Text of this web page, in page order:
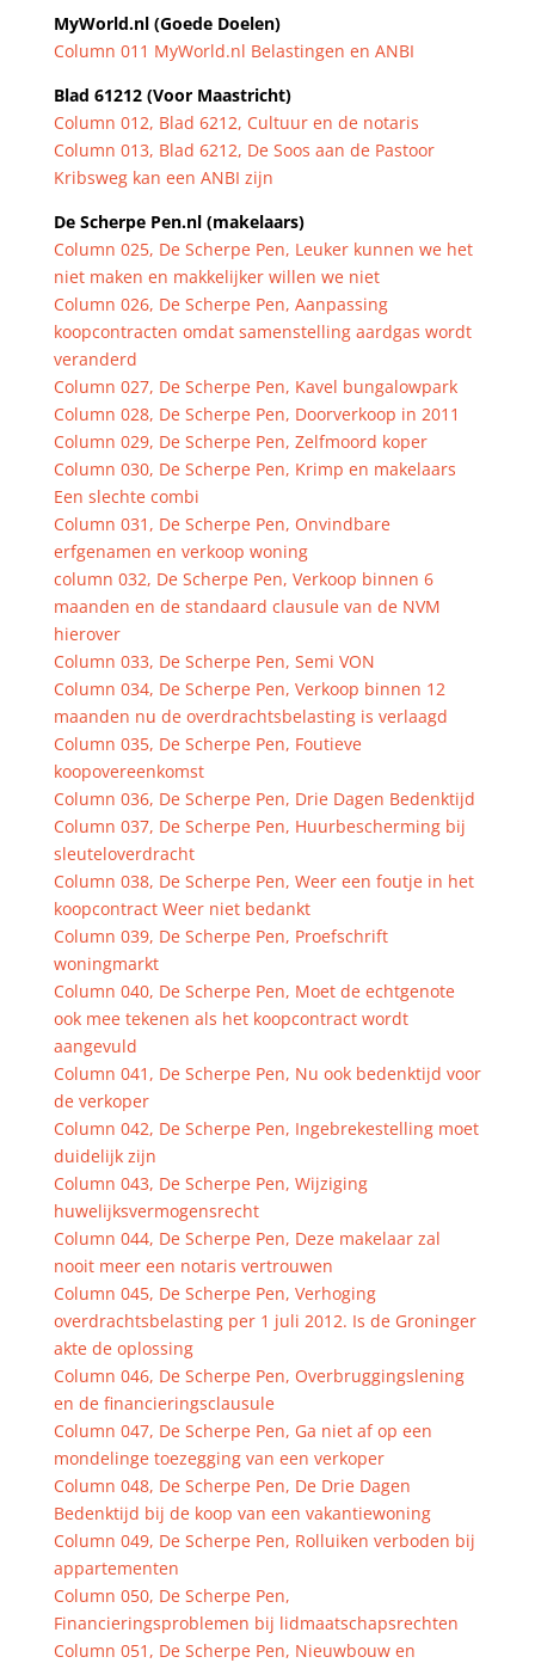
MyWorld.nl (Goede Doelen)
Column 011 MyWorld.nl Belastingen en ANBI
Blad 61212 (Voor Maastricht)
Column 012, Blad 6212, Cultuur en de notaris
Column 013, Blad 6212, De Soos aan de Pastoor
Kribsweg kan een ANBI zijn
De Scherpe Pen.nl (makelaars)
Column 025, De Scherpe Pen, Leuker kunnen we het
niet maken en makkelijker willen we niet
Column 026, De Scherpe Pen, Aanpassing
koopcontracten omdat samenstelling aardgas wordt
veranderd
Column 027, De Scherpe Pen, Kavel bungalowpark
Column 028, De Scherpe Pen, Doorverkoop in 2011
Column 029, De Scherpe Pen, Zelfmoord koper
Column 030, De Scherpe Pen, Krimp en makelaars
Een slechte combi
Column 031, De Scherpe Pen, Onvindbare
erfgenamen en verkoop woning
column 032, De Scherpe Pen, Verkoop binnen 6
maanden en de standaard clausule van de NVM
hierover
Column 033, De Scherpe Pen, Semi VON
Column 034, De Scherpe Pen, Verkoop binnen 12
maanden nu de overdrachtsbelasting is verlaagd
Column 035, De Scherpe Pen, Foutieve
koopovereenkomst
Column 036, De Scherpe Pen, Drie Dagen Bedenktijd
Column 037, De Scherpe Pen, Huurbescherming bij
sleuteloverdracht
Column 038, De Scherpe Pen, Weer een foutje in het
koopcontract Weer niet bedankt
Column 039, De Scherpe Pen, Proefschrift
woningmarkt
Column 040, De Scherpe Pen, Moet de echtgenote
ook mee tekenen als het koopcontract wordt
aangevuld
Column 041, De Scherpe Pen, Nu ook bedenktijd voor
de verkoper
Column 042, De Scherpe Pen, Ingebrekestelling moet
duidelijk zijn
Column 043, De Scherpe Pen, Wijziging
huwelijksvermogensrecht
Column 044, De Scherpe Pen, Deze makelaar zal
nooit meer een notaris vertrouwen
Column 045, De Scherpe Pen, Verhoging
overdrachtsbelasting per 1 juli 2012. Is de Groninger
akte de oplossing
Column 046, De Scherpe Pen, Overbruggingslening
en de financieringsclausule
Column 047, De Scherpe Pen, Ga niet af op een
mondelinge toezegging van een verkoper
Column 048, De Scherpe Pen, De Drie Dagen
Bedenktijd bij de koop van een vakantiewoning
Column 049, De Scherpe Pen, Rolluiken verboden bij
appartementen
Column 050, De Scherpe Pen,
Financieringsproblemen bij lidmaatschapsrechten
Column 051, De Scherpe Pen, Nieuwbouw en